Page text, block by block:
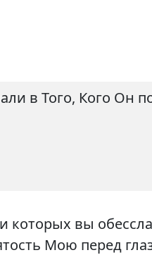
в Того, Кого Он
вы
Мою перед